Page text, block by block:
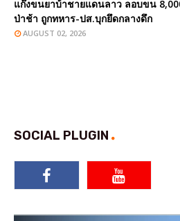
แก๊งขนยาบ้าชายแดนลาว ลอบขน
ป่าช้า ถูกทหาร-ปส.บุกยึดกลางดึก
AUGUST 02, 2026
SOCIAL PLUGIN